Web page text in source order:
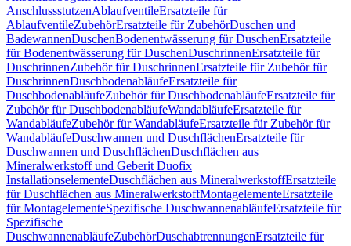
AnschlussstutzenAblaufventileErsatzteile für
AblaufventileZubehörErsatzteile für ZubehörDuschen und
BadewannenDuschenBodenentwässerung für DuschenErsatzteile
für Bodenentwässerung für DuschenDuschrinnenErsatzteile für
DuschrinnenZubehör für DuschrinnenErsatzteile für Zubehör für
DuschrinnenDuschbodenabläufeErsatzteile für
DuschbodenabläufeZubehör für DuschbodenabläufeErsatzteile für
Zubehör für DuschbodenabläufeWandabläufeErsatzteile für
WandabläufeZubehör für WandabläufeErsatzteile für Zubehör für
WandabläufeDuschwannen und DuschflächenErsatzteile für
Duschwannen und DuschflächenDuschflächen aus
Mineralwerkstoff und Geberit Duofix
InstallationselementeDuschflächen aus MineralwerkstoffErsatzteile
für Duschflächen aus MineralwerkstoffMontagelementeErsatzteile
für MontagelementeSpezifische DuschwannenabläufeErsatzteile für
Spezifische
DuschwannenabläufeZubehörDuschabtrennungenErsatzteile für